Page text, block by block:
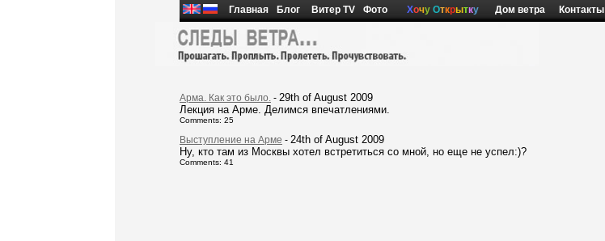
Главная Блог Витер TV Фото Хочу Открытку Дом ветра Контакты
Арма. Как это было. - 29th of August 2009
Лекция на Арме. Делимся впечатлениями.
Comments: 25
Выступление на Арме - 24th of August 2009
Ну, кто там из Москвы хотел встретиться со мной, но еще не успел:)?
Comments: 41